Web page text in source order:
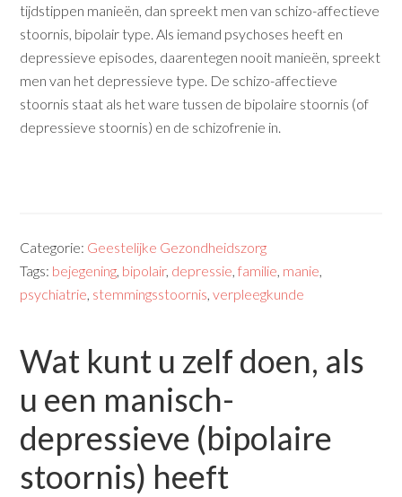
tijdstippen manieën, dan spreekt men van schizo-affectieve
stoornis, bipolair type. Als iemand psychoses heeft en
depressieve episodes, daarentegen nooit manieën, spreekt
men van het depressieve type. De schizo-affectieve
stoornis staat als het ware tussen de bipolaire stoornis (of
depressieve stoornis) en de schizofrenie in.
Categorie: Geestelijke Gezondheidszorg
Tags: bejegening, bipolair, depressie,familie, manie,
psychiatrie, stemmingsstoornis,verpleegkunde
Wat kunt u zelf doen, als
u een manisch-
depressieve (bipolaire
stoornis) heeft